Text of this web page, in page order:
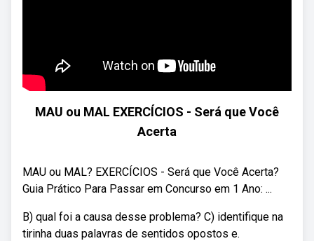
MAU ou MAL EXERCÍCIOS - Será que Você
Acerta
MAU ou MAL? EXERCÍCIOS - Será que Você Acerta? ‍
Guia Prático Para Passar em Concurso em 1 Ano: ...
B) qual foi a causa desse problema? C) identifique na
tirinha duas palavras de sentidos opostos e.